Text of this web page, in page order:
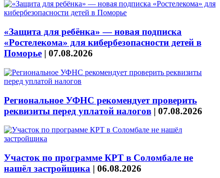
«Защита для ребёнка» — новая подписка
«Ростелекома» для кибербезопасности детей в
Поморье | 07.08.2026
Региональное УФНС рекомендует проверить
реквизиты перед уплатой налогов | 07.08.2026
Участок по программе КРТ в Соломбале не
нашёл застройщика | 06.08.2026